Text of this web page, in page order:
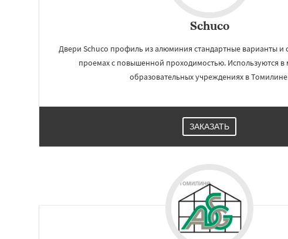
Работаем по
регионам
Черкизово
Schuco
Двери Schuco профиль из алюминия стандартные варианты и
проемах с повышенной проходимостью. Используются в
образовательных учреждениях в
ЗАКАЗАТЬ